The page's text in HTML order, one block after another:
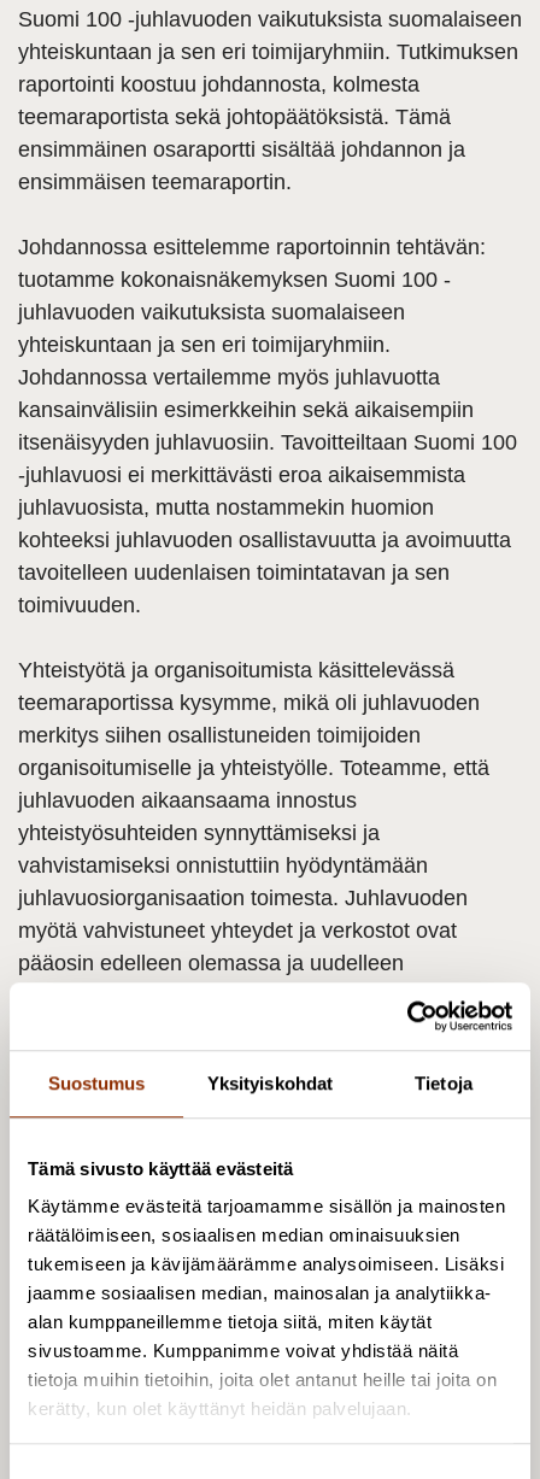
Suostumus Yksityiskohdat Tietoja
Tämä sivusto käyttää evästeitä
Käytämme evästeitä tarjoamamme sisällön ja mainosten
räätälöimiseen, sosiaalisen median ominaisuuksien
tukemiseen ja kävijämäärämme analysoimiseen. Lisäksi
jaamme sosiaalisen median, mainosalan ja analytiikka-
alan kumppaneillemme tietoja siitä, miten käytät
sivustoamme. Kumppanimme voivat yhdistää näitä
tietoja muihin tietoihin, joita olet antanut heille tai joita on
kerätty, kun olet käyttänyt heidän palvelujaan.
Suomi 100 -juhlavuoden vaikutuksista suomalaiseen
yhteiskuntaan ja sen eri toimijaryhmiin. Tutkimuksen
raportointi koostuu johdannosta, kolmesta
teemaraportista sekä johtopäätöksistä. Tämä
ensimmäinen osaraportti sisältää johdannon ja
ensimmäisen teemaraportin.
Johdannossa esittelemme raportoinnin tehtävän:
tuotamme kokonaisnäkemyksen Suomi 100 -
juhlavuoden vaikutuksista suomalaiseen
yhteiskuntaan ja sen eri toimijaryhmiin.
Johdannossa vertailemme myös juhlavuotta
kansainvälisiin esimerkkeihin sekä aikaisempiin
itsenäisyyden juhlavuosiin. Tavoitteiltaan Suomi 100
-juhlavuosi ei merkittävästi eroa aikaisemmista
juhlavuosista, mutta nostammekin huomion
kohteeksi juhlavuoden osallistavuutta ja avoimuutta
tavoitelleen uudenlaisen toimintatavan ja sen
toimivuuden.
Yhteistyötä ja organisoitumista käsittelevässä
teemaraportissa kysymme, mikä oli juhlavuoden
merkitys siihen osallistuneiden toimijoiden
organisoitumiselle ja yhteistyölle. Toteamme, että
juhlavuoden aikaansaama innostus
yhteistyösuhteiden synnyttämiseksi ja
vahvistamiseksi onnistuttiin hyödyntämään
juhlavuosiorganisaation toimesta. Juhlavuoden
myötä vahvistuneet yhteydet ja verkostot ovat
pääosin edelleen olemassa ja uudelleen
pitkäaikaisista vaikutuksista yhteistyösuhteisiin ja
vaikutusten todentaminen laajemmassa
mittakaavassa on silti vaikeaa. Yhteistyön
pitkäjänteisessä edistämisessä juhlavuoden
Raportti on luettavissa valtioneuvoston
kanslian verkkosivuilla
http://julkaisut.valtioneuvosto.fi/handle/10